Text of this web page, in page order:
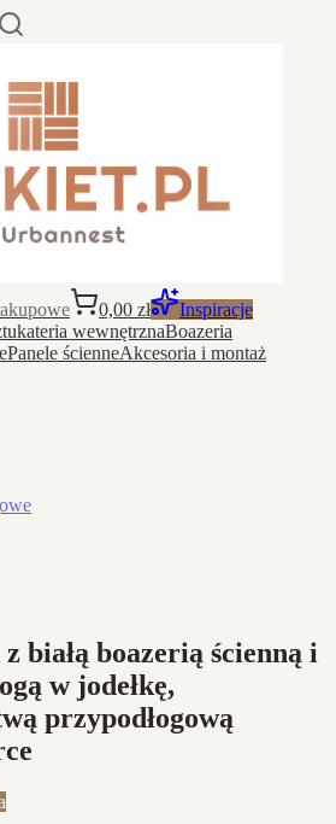
0,00 zł
Inspiracje
wewnętrznaBoazeria
Panele ścienneAkcesoria i montaż
białą boazerią ścienną i
w jodełkę,
przypodłogową